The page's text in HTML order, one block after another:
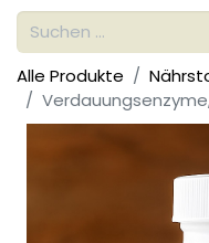
Alle Produkte